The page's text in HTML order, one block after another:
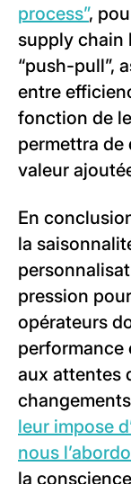
process”,
supply chain
“push-pull”,
entre
fonction de
permettra de
valeur
En
la
pression
opérateurs
performance
aux attentes
leur impose
nous
la